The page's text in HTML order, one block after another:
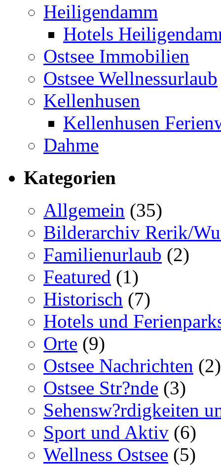
Heiligendamm
Hotels
Ostsee Immobilien
Ostsee Wellnessurlaub
Kellenhusen
Kellenhusen
Dahme
Kategorien
Allgemein (35)
Bilderarchiv Rerik/
Familienurlaub (2)
Featured (1)
Historisch (7)
Hotels und
Orte (9)
Ostsee Nachrichten (2)
Ostsee Str?nde (3)
Sehensw?rdigkeiten
Sport und Aktiv (6)
Wellness Ostsee (5)